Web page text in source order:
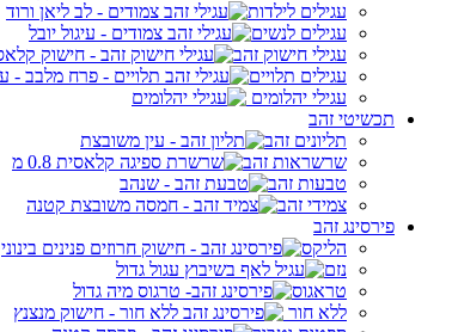
עגילים לילדות
עגילים לנשים
עגילי חישוק זהב
עגילים תלויים
עגילי יהלומים
תכשיטי זהב
תליונים זהב
שרשראות זהב
טבעות זהב
צמידי זהב
פירסינג זהב
הליקס
נזם
טראגוס
ללא חור